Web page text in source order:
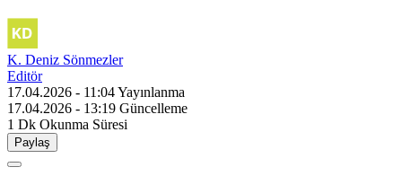
K. Deniz Sönmezler
Editör
17.04.2026 - 11:04Yayınlanma
17.04.2026 - 13:19 Güncelleme
1 Dk Okunma Süresi
Paylaş